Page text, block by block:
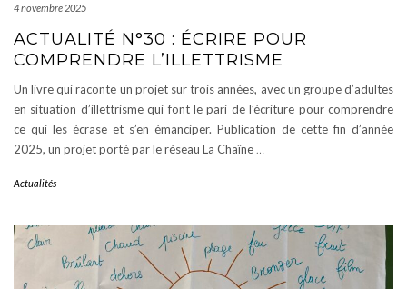
4 novembre 2025
ACTUALITÉ N°30 : ÉCRIRE POUR
COMPRENDRE L’ILLETTRISME
Un livre qui raconte un projet sur trois années, avec un groupe d’adultes
en situation d’illettrisme qui font le pari de l’écriture pour comprendre
ce qui les écrase et s’en émanciper. Publication de cette fin d’année
2025, un projet porté par le réseau La Chaîne …
Actualités